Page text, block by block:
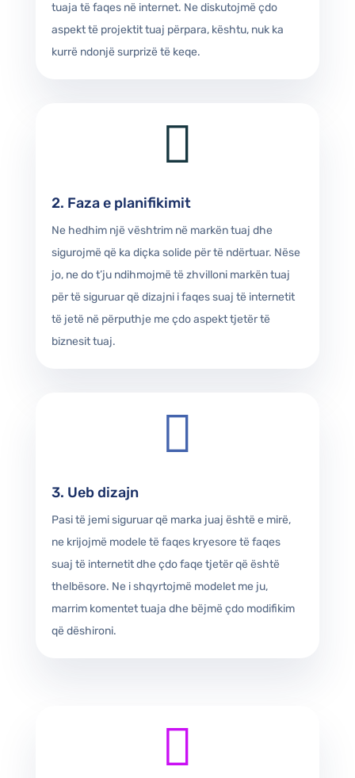
tuaja të faqes në internet. Ne diskutojmë çdo
aspekt të projektit tuaj përpara, kështu, nuk ka
kurrë ndonjë surprizë të keqe.

2. Faza e planifikimit
Ne hedhim një vështrim në markën tuaj dhe
sigurojmë që ka diçka solide për të ndërtuar. Nëse
jo, ne do t’ju ndihmojmë të zhvilloni markën tuaj
për të siguruar që dizajni i faqes suaj të internetit
të jetë në përputhje me çdo aspekt tjetër të
biznesit tuaj.

3. Ueb dizajn
Pasi të jemi siguruar që marka juaj është e mirë,
ne krijojmë modele të faqes kryesore të faqes
suaj të internetit dhe çdo faqe tjetër që është
thelbësore. Ne i shqyrtojmë modelet me ju,
marrim komentet tuaja dhe bëjmë çdo modifikim
që dëshironi.
